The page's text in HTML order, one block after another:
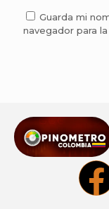
Guarda mi
navegador para